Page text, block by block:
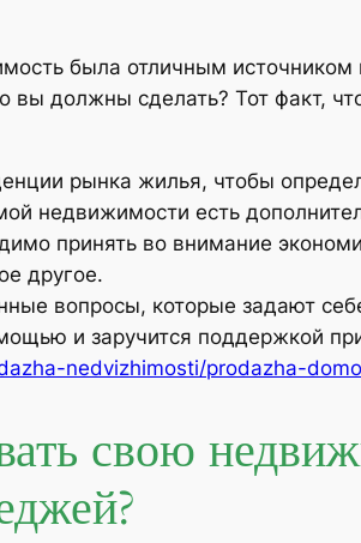
была отличным источником
должны сделать? Тот факт,
рынка жилья, чтобы
недвижимости есть
принять во внимание
другое.
вопросы, которые задают
и заручится поддержкой
nedvizhimosti/prodazha-
свою